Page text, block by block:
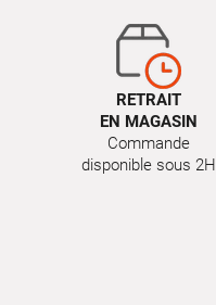
RETRAIT
EN MAGASIN
Commande
disponible sous 2H